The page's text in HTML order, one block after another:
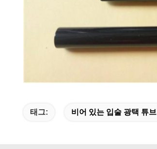
태그: 비어 있는 입술 광택 튜브